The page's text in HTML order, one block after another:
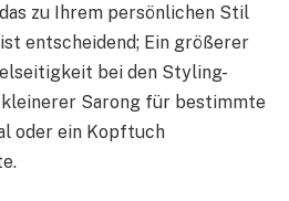
zu Ihrem persönlichen Stil
entscheidend; Ein größerer
bei den Styling-
kleinerer Sarong für bestimmte
oder ein Kopftuch